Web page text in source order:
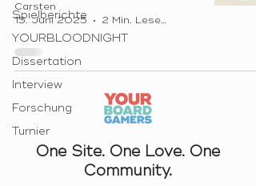
Spielberichte
YOURBLOODNIGHT
Dissertation
Interview
Forschung
Turnier
Carsten
15. Juni 2025
2 Min. Lesezeit
One Site. One Love. One
Community.